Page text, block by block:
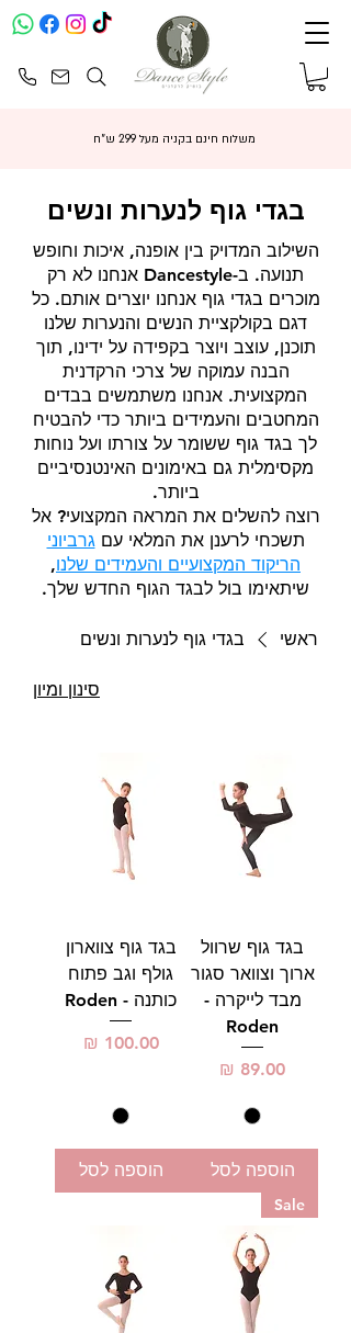
משלוח חינם בקניה מעל 299 ש"ח
בגדי גוף לנערות ונשים
השילוב המדויק בין אופנה, איכות וחופש
תנועה. ב-Dancestyle אנחנו לא רק
מוכרים בגדי גוף אנחנו יוצרים אותם. כל
דגם בקולקציית הנשים והנערות שלנו
תוכנן, עוצב ויוצר בקפידה על ידינו, תוך
הבנה עמוקה של צרכי הרקדנית
המקצועית. אנחנו משתמשים בבדים
המחטבים והעמידים ביותר כדי להבטיח
לך בגד גוף ששומר על צורתו ועל נוחות
מקסימלית גם באימונים האינטנסיביים
ביותר.
רוצה להשלים את המראה המקצועי? אל
תשכחי לרענן את המלאי עםגרביוני
הריקוד המקצועיים והעמידים שלנו,
שיתאימו בול לבגד הגוף החדש שלך.
ראשי בגדי גוף לנערות ונשים
סינון ומיון
בגד גוף שרוול
ארוך וצוואר סגור
מבד לייקרה -
Roden
מחיר
הוספה לסל
בגד גוף צווארון
גולף וגב פתוח
כותנה - Roden
מחיר‏100.00 ‏₪
הוספה לסל
Sale